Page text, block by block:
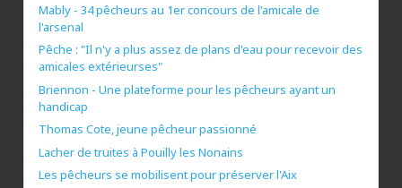
Mably - 34 pêcheurs au 1er concours de l'amicale de
l'arsenal
Pêche : "Il n'y a plus assez de plans d'eau pour recevoir des
amicales extérieurses"
Briennon - Une plateforme pour les pêcheurs ayant un
handicap
Thomas Cote, jeune pêcheur passionné
Lacher de truites à Pouilly les Nonains
Les pêcheurs se mobilisent pour préserver l'Aix